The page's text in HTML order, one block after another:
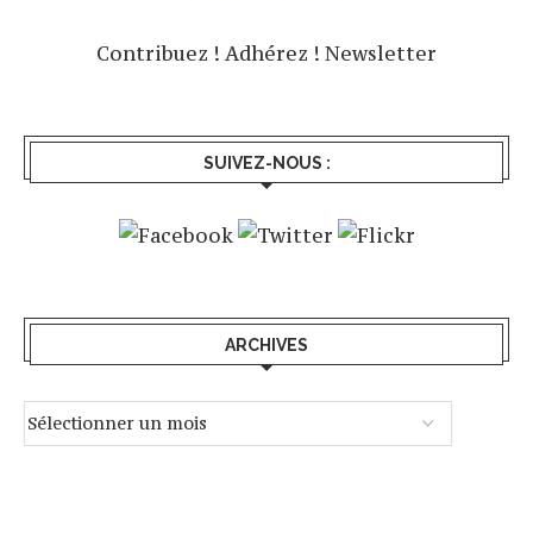
Contribuez ! Adhérez ! Newsletter
SUIVEZ-NOUS :
ARCHIVES